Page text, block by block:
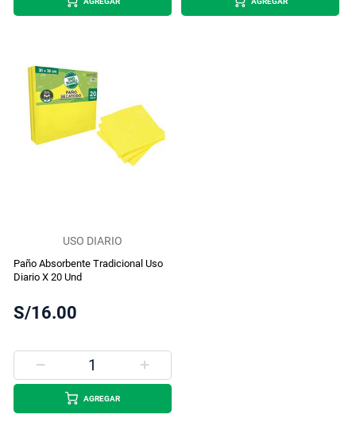
USO DIARIO
Paño Absorbente Tradicional Uso
Diario X 20 Und
S/16.00
AGREGAR